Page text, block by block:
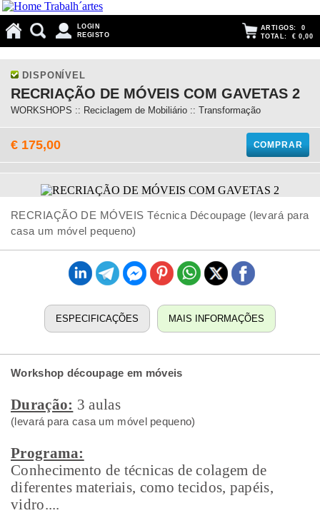
LOGIN
REGISTO
ARTIGOS: 0
TOTAL: € 0,00
DISPONÍVEL
RECRIAÇÃO DE MÓVEIS COM GAVETAS 2
WORKSHOPS :: Reciclagem de Mobiliário :: Transformação
€ 175,00 COMPRAR
RECRIAÇÃO DE MÓVEIS Técnica Découpage (levará para
casa um móvel pequeno)
ESPECIFICAÇÕES MAIS INFORMAÇÕES
Workshop découpage em móveis
Duração: 3 aulas
(levará para casa um móvel pequeno)
Programa:
Conhecimento de técnicas de colagem de
diferentes materiais, como tecidos, papéis,
vidro....